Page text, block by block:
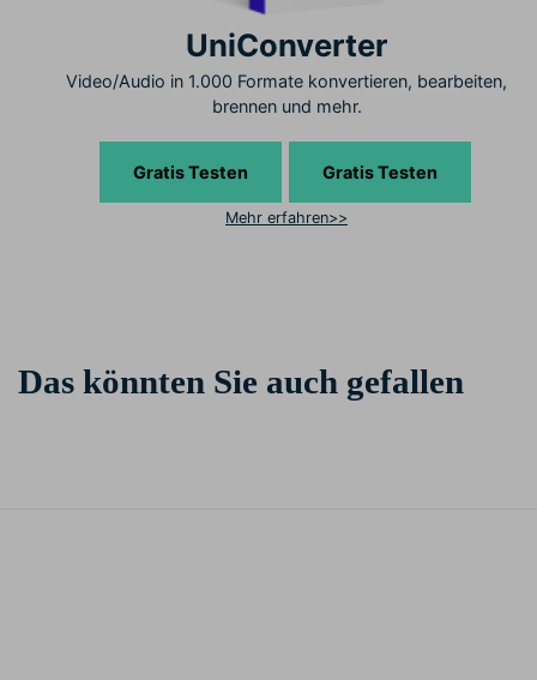
UniConverter
Video/Audio in 1.000 Formate konvertieren, bearbeiten,
brennen und mehr.
Gratis Testen Gratis Testen
Mehr erfahren>>
Das könnten Sie auch gefallen